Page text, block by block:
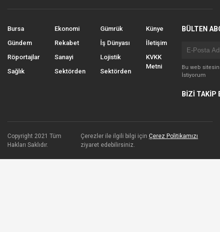
Bursa
Gündem
Röportajlar
Sağlık
Ekonomi
Rekabet
Sanayi
Sektörden
Gümrük
İş Dünyası
Lojistik
Sektörden
Künye
İletişim
KVKK
Metni
BÜLTEN
Bu web
İstiyorum
BİZİ TAKİP
Copyright 2021 Tüm
Hakları Saklıdır.
Çerezler ile ilgili bilgi içinÇerez Politikamızı
ziyaret edebilirsiniz.